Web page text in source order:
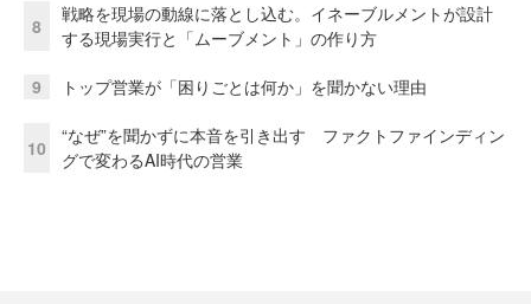
8
戦略を現場の動線に落とし込む。イネーブルメントが設計
する現場実行と「ムーブメント」の作り方
9 トップ営業が「困りごとは何か」を聞かない理由
10
“なぜ”を聞かずに本音を引き出す ファクトファインディン
グで変わるAI時代の営業